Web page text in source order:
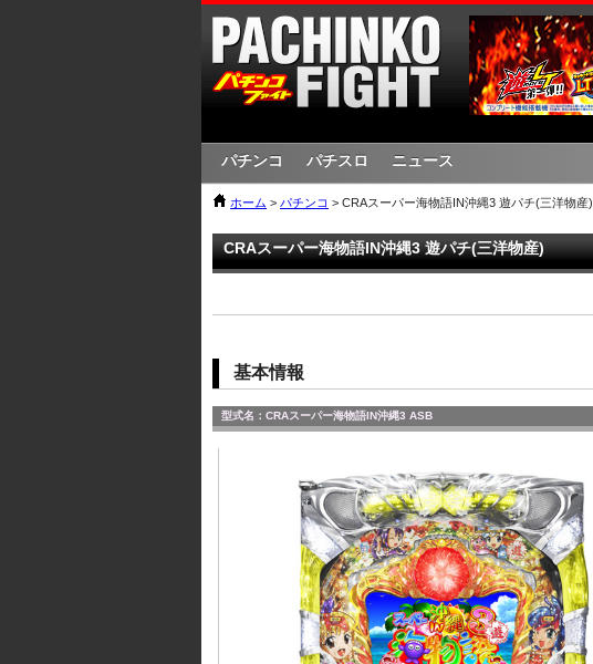
パチンコ パチスロ ニュース
ホーム > パチンコ > CRAスーパー海物語IN沖縄3 遊パチ(三洋物産)
CRAスーパー海物語IN沖縄3 遊パチ(三洋物産)
基本情報
型式名：CRAスーパー海物語IN沖縄3 ASB